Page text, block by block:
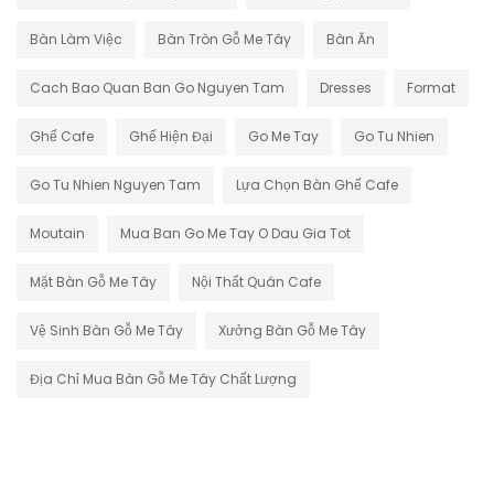
Bàn Làm Việc Bàn Tròn Gỗ Me Tây Bàn Ăn
Cach Bao Quan Ban Go Nguyen Tam Dresses Format
Ghế Cafe Ghế Hiện Đại Go Me Tay Go Tu Nhien
Go Tu Nhien Nguyen Tam Lựa Chọn Bàn Ghế Cafe
Moutain Mua Ban Go Me Tay O Dau Gia Tot
Mặt Bàn Gỗ Me Tây Nội Thất Quán Cafe
Vệ Sinh Bàn Gỗ Me Tây Xưởng Bàn Gỗ Me Tây
Địa Chỉ Mua Bàn Gỗ Me Tây Chất Lượng